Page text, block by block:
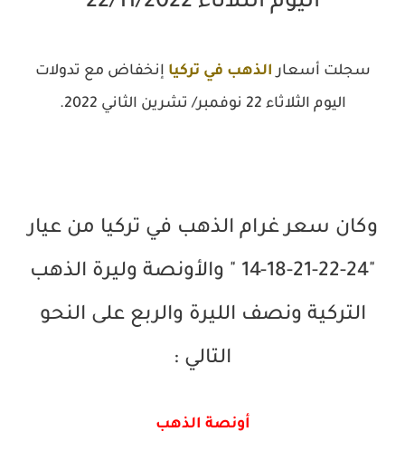
سجلت أسعار الذهب في تركيا إنخفاض مع تدولات
اليوم الثلاثاء 22 نوفمبر/ تشرين الثاني 2022.
وكان سعر غرام الذهب في تركيا من عيار
"24-22-21-18-14 " والأونصة وليرة الذهب
التركية ونصف الليرة والربع على النحو
التالي :
أونصة الذهب